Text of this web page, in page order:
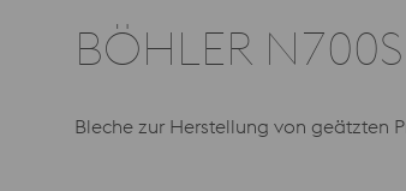
BÖHLER
Bleche zur Herstellung von geätzten